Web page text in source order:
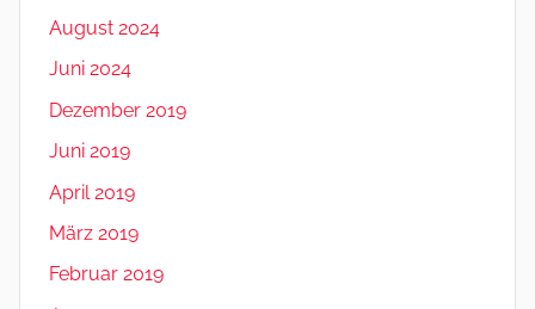
August 2024
Juni 2024
Dezember 2019
Juni 2019
April 2019
März 2019
Februar 2019